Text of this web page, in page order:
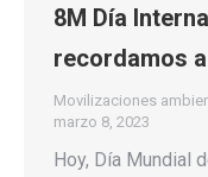
8M Día
recordamos
Movilizaciones
marzo 8, 2023
Hoy, Día Mundial